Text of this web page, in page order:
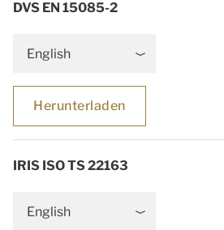
DVS EN 15085-2
English
Herunterladen
IRIS ISO TS 22163
English